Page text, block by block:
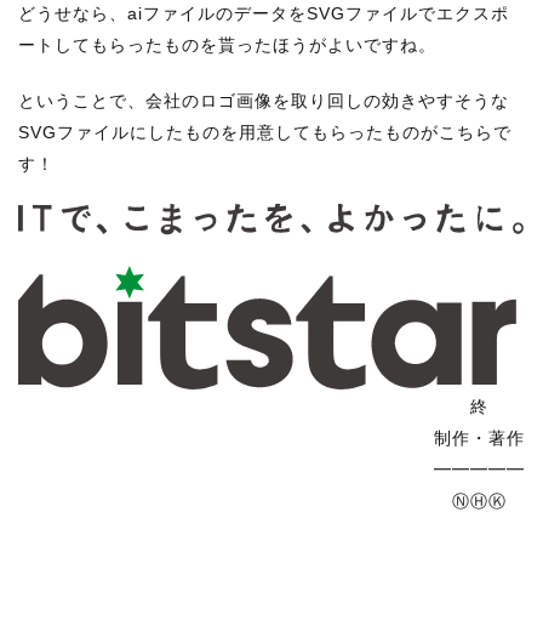
どうせなら、aiファイルのデータをSVGファイルでエクスポ
ートしてもらったものを貰ったほうがよいですね。
ということで、会社のロゴ画像を取り回しの効きやすそうな
SVGファイルにしたものを用意してもらったものがこちらで
す！
終
制作・著作
━━━━━
ⓃⒽⓀ